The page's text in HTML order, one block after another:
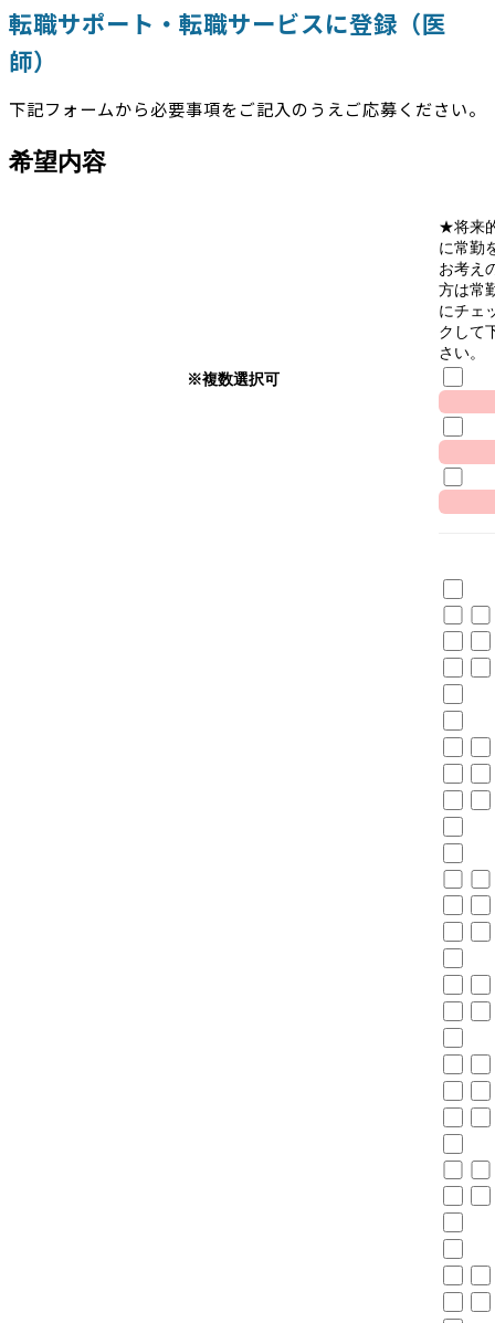
転職サポート・転職サービスに登録（医
師）
下記フォームから必要事項をご記入のうえご応募ください。
希望内容
※複数選択可
★将来
に常勤
お考え
方は常
にチェ
クして
さい。